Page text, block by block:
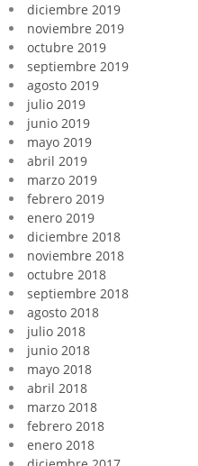
diciembre 2019
noviembre 2019
octubre 2019
septiembre 2019
agosto 2019
julio 2019
junio 2019
mayo 2019
abril 2019
marzo 2019
febrero 2019
enero 2019
diciembre 2018
noviembre 2018
octubre 2018
septiembre 2018
agosto 2018
julio 2018
junio 2018
mayo 2018
abril 2018
marzo 2018
febrero 2018
enero 2018